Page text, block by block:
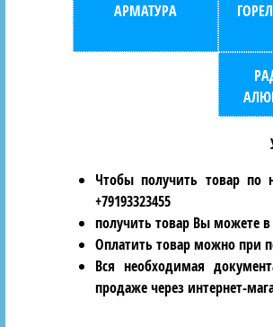
АРМАТУРА
Чтобы получить товар по
+79193323455
получить товар Вы можете
Оплатить товар можно при
Вся необходимая
продаже через интернет-